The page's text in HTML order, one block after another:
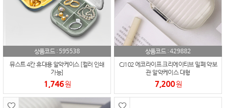
상품코드 : 595538
뮤스트 4칸 휴대용 알약케이스 [컬러 인쇄
가능]
1,746원
상품코드 :429882
CJ102 에코라이프 크리에이티브 밀폐 약보
관 알약케이스 대형
7,200원